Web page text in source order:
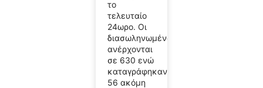
το
τελευταίο
24ωρο. Οι
διασωληνωμένοι
ανέρχονται
σε 630 ενώ
καταγράφηκαν
56 ακόμη